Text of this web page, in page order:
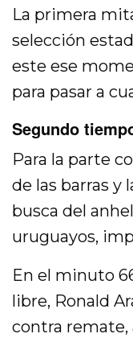
La primera
selección
este ese
para pasar a
Segundo
Para la parte
de las barras y
busca del
uruguayos,
En el minuto
libre, Ronald
contra remate,